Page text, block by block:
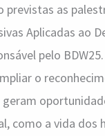
as
Aplicadas ao
pelo
o
como a vida